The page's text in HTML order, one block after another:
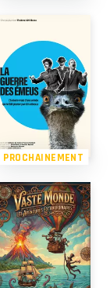
PROCHAINEMENT